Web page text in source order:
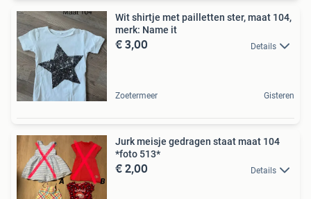
Wit shirtje met pailletten ster, maat 104,
merk: Name it
€ 3,00 Details
Zoetermeer Gisteren
Jurk meisje gedragen staat maat 104
*foto 513*
€ 2,00 Details